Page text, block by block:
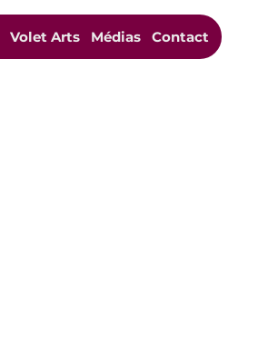
Volet Arts Médias Contact